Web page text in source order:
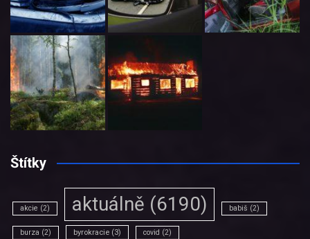
Štítky
akcie (2) aktuálně (6190) babiš (2)
burza (2) byrokracie (3) covid (2)